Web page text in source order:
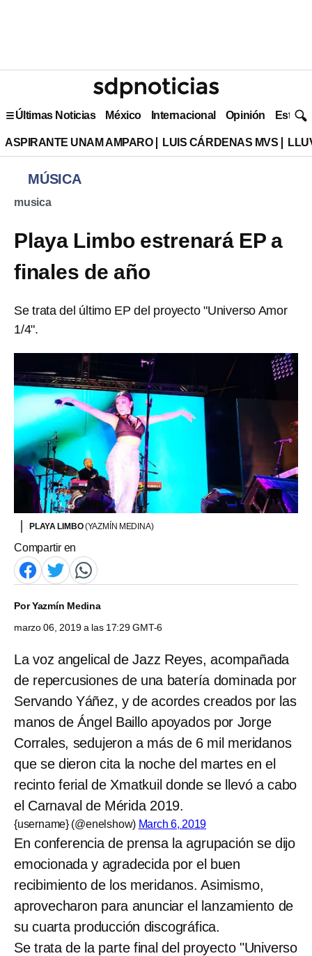
Últimas Noticias México Internacional Opinión Estilo
ASPIRANTE UNAM AMPARO LUIS CÁRDENAS MVS
MÚSICA
musica
Playa Limbo estrenará EP a
finales de año
Se trata del último EP del proyecto "Universo Amor
1/4".
PLAYA LIMBO(YAZMÍN MEDINA)
Compartir en
PorYazmín Medina
marzo 06, 2019 a las 17:29 GMT-6
La voz angelical de Jazz Reyes, acompañada
de repercusiones de una batería dominada por
Servando Yáñez, y de acordes creados por las
manos de Ángel Baillo apoyados por Jorge
Corrales, sedujeron a más de 6 mil meridanos
que se dieron cita la noche del martes en el
recinto ferial de Xmatkuil donde se llevó a cabo
el Carnaval de Mérida 2019.
{username} (@enelshow) March 6, 2019
En conferencia de prensa la agrupación se dijo
emocionada y agradecida por el buen
recibimiento de los meridanos. Asimismo,
aprovecharon para anunciar el lanzamiento de
su cuarta producción discográfica.
Se trata de la parte final del proyecto "Universo